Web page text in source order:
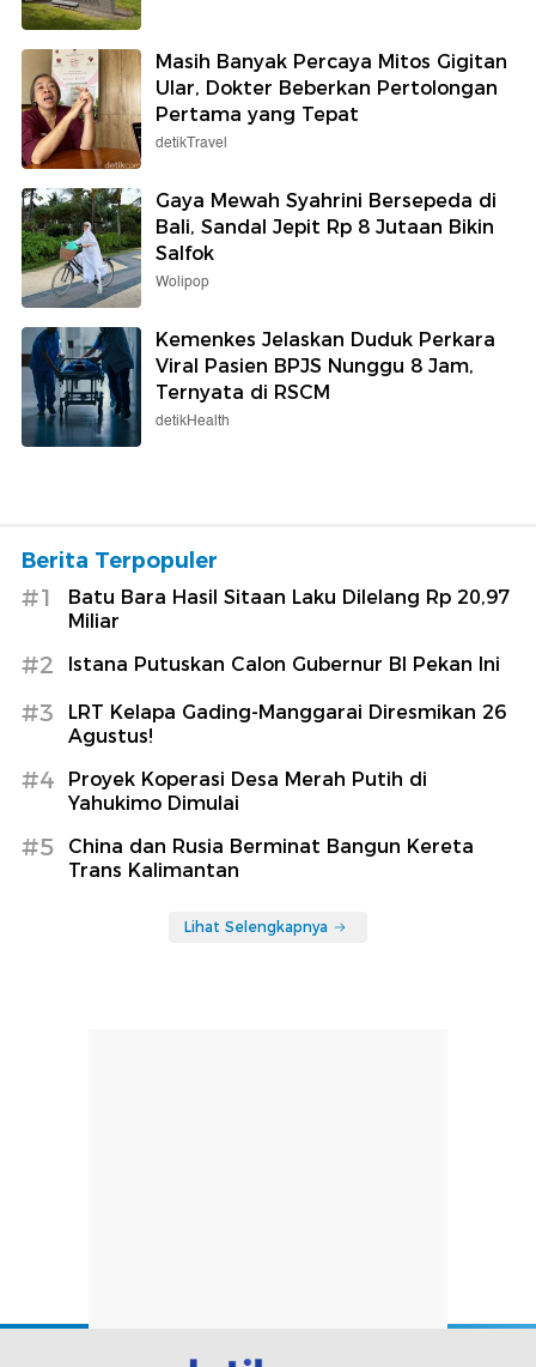
Masih Banyak Percaya Mitos Gigitan
Ular, Dokter Beberkan Pertolongan
Pertama yang Tepat
detikTravel
Gaya Mewah Syahrini Bersepeda di
Bali, Sandal Jepit Rp 8 Jutaan Bikin
Salfok
Wolipop
Kemenkes Jelaskan Duduk Perkara
Viral Pasien BPJS Nunggu 8 Jam,
Ternyata di RSCM
detikHealth
Berita Terpopuler
#1
Batu Bara Hasil Sitaan Laku Dilelang Rp 20,97
Miliar
#2 Istana Putuskan Calon Gubernur BI Pekan Ini
#3
LRT Kelapa Gading-Manggarai Diresmikan 26
Agustus!
#4
Proyek Koperasi Desa Merah Putih di
Yahukimo Dimulai
#5
China dan Rusia Berminat Bangun Kereta
Trans Kalimantan
Lihat Selengkapnya